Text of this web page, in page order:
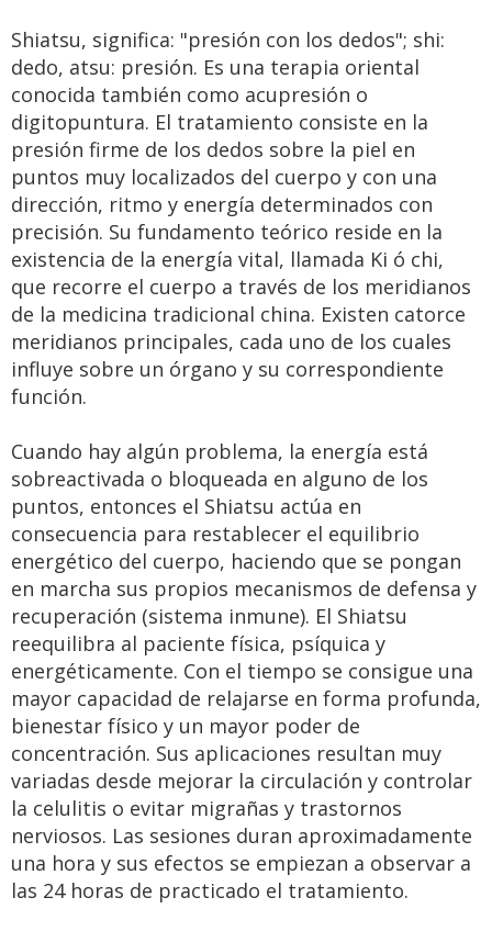
Shiatsu, significa: "presión con los dedos"; shi:
dedo, atsu: presión. Es una terapia oriental
conocida también como acupresión o
digitopuntura. El tratamiento consiste en la
presión firme de los dedos sobre la piel en
puntos muy localizados del cuerpo y con una
dirección, ritmo y energía determinados con
precisión. Su fundamento teórico reside en la
existencia de la energía vital, llamada Ki ó chi,
que recorre el cuerpo a través de los meridianos
de la medicina tradicional china. Existen catorce
meridianos principales, cada uno de los cuales
influye sobre un órgano y su correspondiente
función.
Cuando hay algún problema, la energía está
sobreactivada o bloqueada en alguno de los
puntos, entonces el Shiatsu actúa en
consecuencia para restablecer el equilibrio
energético del cuerpo, haciendo que se pongan
en marcha sus propios mecanismos de defensa y
recuperación (sistema inmune). El Shiatsu
reequilibra al paciente física, psíquica y
energéticamente. Con el tiempo se consigue una
mayor capacidad de relajarse en forma profunda,
bienestar físico y un mayor poder de
concentración. Sus aplicaciones resultan muy
variadas desde mejorar la circulación y controlar
la celulitis o evitar migrañas y trastornos
nerviosos. Las sesiones duran aproximadamente
una hora y sus efectos se empiezan a observar a
las 24 horas de practicado el tratamiento.